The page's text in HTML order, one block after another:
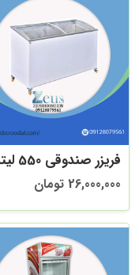
فریزر صندوقی 550 لیتری
26,000,000 تومان